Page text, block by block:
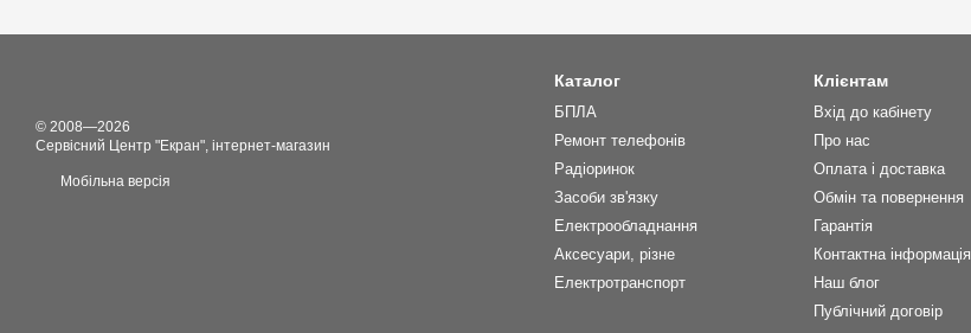
© 2008—2026
Сервісний Центр "Екран", інтернет-магазин
Мобільна версія
Каталог
БПЛА
Ремонт телефонів
Радіоринок
Засоби зв'язку
Електрообладнання
Аксесуари, різне
Електротранспорт
Клієнтам
Вхід до кабінету
Про нас
Оплата і доставка
Обмін та повернення
Гарантія
Контактна інформація
Наш блог
Публічний договір